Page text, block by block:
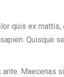
quis ex mattis,
Quisque
ante. Maecenas